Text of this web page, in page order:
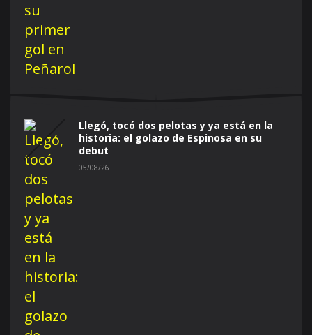
Llegó, tocó dos pelotas y ya está en la
historia: el golazo de Espinosa en su
debut
05/08/26